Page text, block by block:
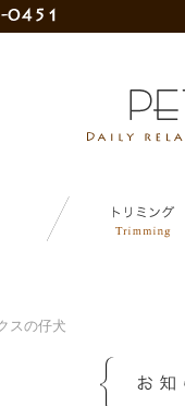
スの仔犬